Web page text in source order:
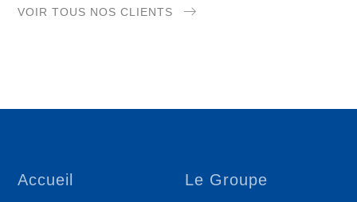
VOIR TOUS NOS CLIENTS
Accueil Le Groupe